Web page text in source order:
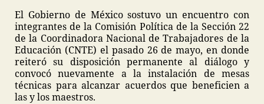
El Gobierno de México sostuvo un encuentro con
integrantes de la Comisión Política de la Sección 22
de la Coordinadora Nacional de Trabajadores de la
Educación (CNTE) el pasado 26 de mayo, en donde
reiteró su disposición permanente al diálogo y
convocó nuevamente a la instalación de mesas
técnicas para alcanzar acuerdos que beneficien a
las y los maestros.